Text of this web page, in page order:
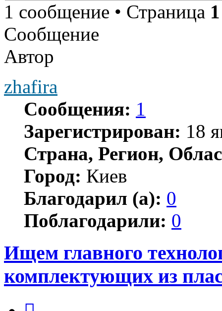
1 сообщение • Страница 1
Сообщение
Автор
zhafira
Сообщения: 1
Зарегистрирован: 18
Страна, Регион,
Город: Киев
Благодарил (а): 0
Поблагодарили: 0
Ищем главного
комплектующих из